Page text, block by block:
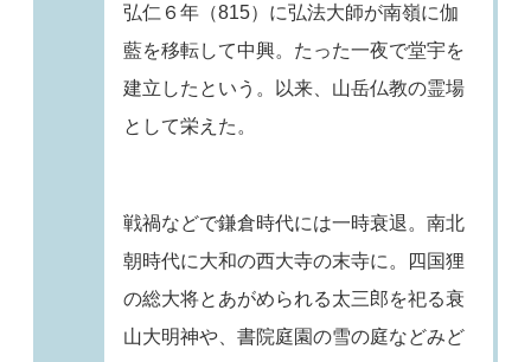
弘仁６年（815）に弘法大師が南嶺に伽
藍を移転して中興。たった一夜で堂宇を
建立したという。以来、山岳仏教の霊場
として栄えた。
戦禍などで鎌倉時代には一時衰退。南北
朝時代に大和の西大寺の末寺に。四国狸
の総大将とあがめられる太三郎を祀る衰
山大明神や、書院庭園の雪の庭などみど